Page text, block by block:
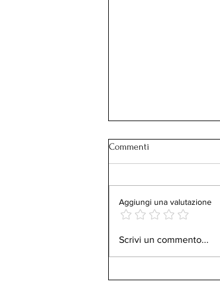
Emozioni in streaming.
Commenti
Aggiungi una valutazione
Scrivi un commento...